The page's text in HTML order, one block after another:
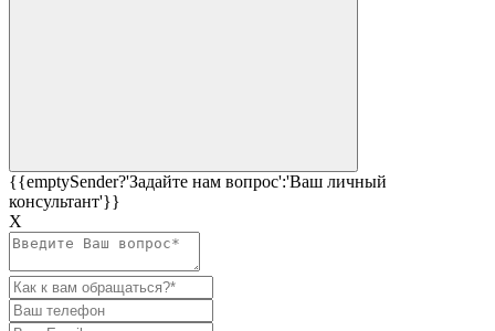
{{emptySender?'Задайте нам вопрос':'Ваш личный
консультант'}}
Х